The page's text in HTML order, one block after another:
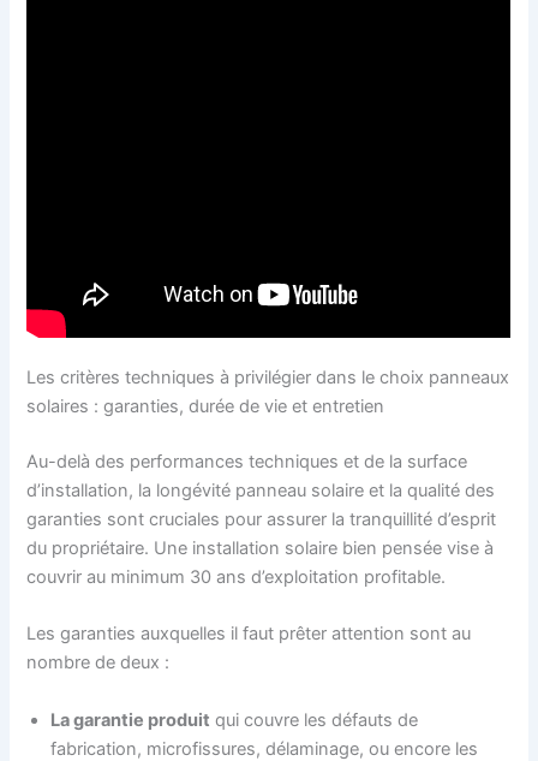
Les critères techniques à privilégier dans le choix panneaux
solaires : garanties, durée de vie et entretien
Au-delà des performances techniques et de la surface
d’installation, la longévité panneau solaire et la qualité des
garanties sont cruciales pour assurer la tranquillité d’esprit
du propriétaire. Une installation solaire bien pensée vise à
couvrir au minimum 30 ans d’exploitation profitable.
Les garanties auxquelles il faut prêter attention sont au
nombre de deux :
La garantie produit qui couvre les défauts de
fabrication, microfissures, délaminage, ou encore les